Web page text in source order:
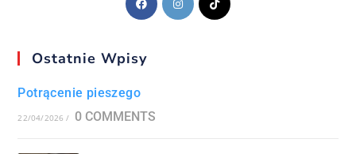
Ostatnie Wpisy
Potrącenie pieszego
22/04/2026 / 0 COMMENTS